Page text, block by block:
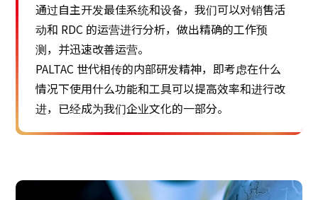
通过自主开发最佳系统和设备，我们可以对销售活
动和 RDC 的运营进行分析，做出精确的工作预
测，并迅速改善运营。
PALTAC 世代相传的内部研发精神，即考虑在什么
情况下使用什么功能和工具可以提高效率和进行改
进，已经成为我们企业文化的一部分。